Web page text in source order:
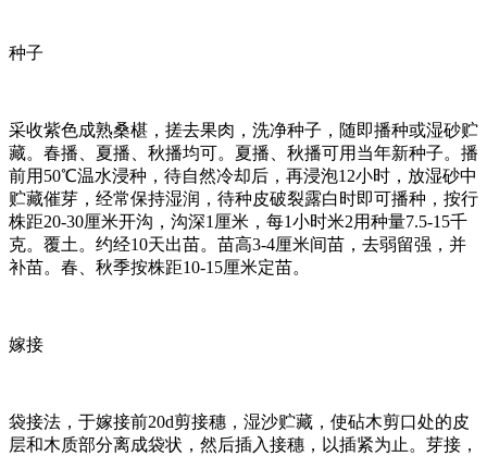
种子
采收紫色成熟桑椹，搓去果肉，洗净种子，随即播种或湿砂贮
藏。春播、夏播、秋播均可。夏播、秋播可用当年新种子。播
前用50℃温水浸种，待自然冷却后，再浸泡12小时，放湿砂中
贮藏催芽，经常保持湿润，待种皮破裂露白时即可播种，按行
株距20-30厘米开沟，沟深1厘米，每1小时米2用种量7.5-15千
克。覆土。约经10天出苗。苗高3-4厘米间苗，去弱留强，并
补苗。春、秋季按株距10-15厘米定苗。
嫁接
袋接法，于嫁接前20d剪接穗，湿沙贮藏，使砧木剪口处的皮
层和木质部分离成袋状，然后插入接穗，以插紧为止。芽接，